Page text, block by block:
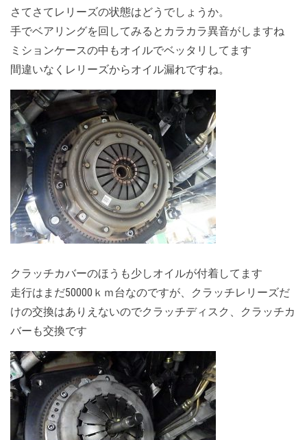
さてさてレリーズの状態はどうでしょうか。
手でベアリングを回してみるとカラカラ異音がしますね
ミションケースの中もオイルでベッタリしてます
間違いなくレリーズからオイル漏れですね。
クラッチカバーのほうも少しオイルが付着してます
走行はまだ50000ｋｍ台なのですが、クラッチレリーズだ
けの交換はありえないのでクラッチディスク、クラッチカ
バーも交換です